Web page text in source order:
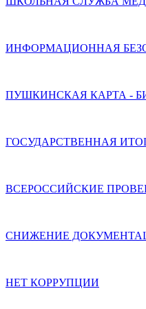
ИНФОРМАЦИОННАЯ
ПУШКИНСКАЯ КАРТА -
ГОСУДАРСТВЕННАЯ
ВСЕРОССИЙСКИЕ
СНИЖЕНИЕ
НЕТ КОРРУПЦИИ